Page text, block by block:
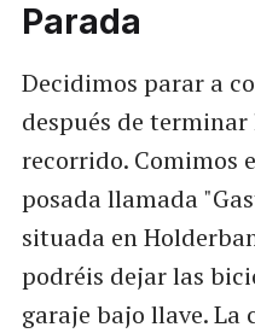
Parada
Decidimos parar a
después de
recorrido. Comimos
posada llamada
situada en
podréis dejar las
garaje bajo llave. La